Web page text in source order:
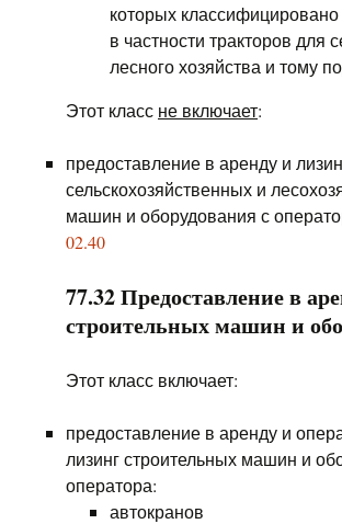
которых классифицировано
в частности тракторов для
лесного хозяйства и тому
Этот класс не включает:
предоставление в аренду и
сельскохозяйственных и
машин и оборудования с
02.40
77.32 Предоставление в
строительных машин и
Этот класс включает:
предоставление в аренду и
лизинг строительных машин и
оператора:
автокранов